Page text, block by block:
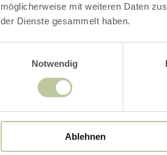
möglicherweise mit weiteren Daten
der Dienste gesammelt haben.
Notwendig
Ablehnen